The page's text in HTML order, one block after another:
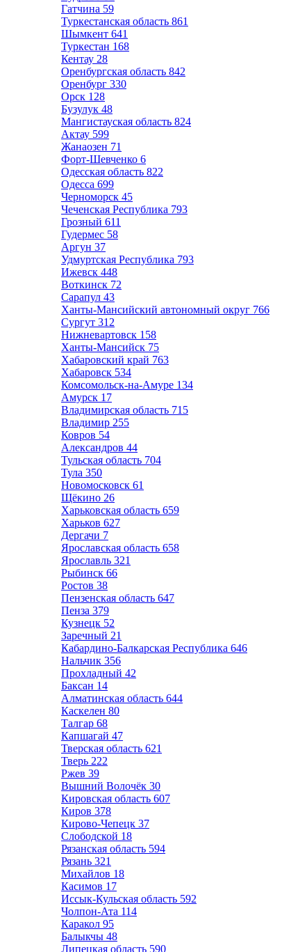
Гатчина 59
Туркестанская область 861
Шымкент 641
Туркестан 168
Кентау 28
Оренбургская область 842
Оренбург 330
Орск 128
Бузулук 48
Мангистауская область 824
Актау 599
Жанаозен 71
Форт-Шевченко 6
Одесская область 822
Одесса 699
Черноморск 45
Чеченская Республика 793
Грозный 611
Гудермес 58
Аргун 37
Удмуртская Республика 793
Ижевск 448
Воткинск 72
Сарапул 43
Ханты-Мансийский автономный округ 766
Сургут 312
Нижневартовск 158
Ханты-Мансийск 75
Хабаровский край 763
Хабаровск 534
Комсомольск-на-Амуре 134
Амурск 17
Владимирская область 715
Владимир 255
Ковров 54
Александров 44
Тульская область 704
Тула 350
Новомосковск 61
Щёкино 26
Харьковская область 659
Харьков 627
Дергачи 7
Ярославская область 658
Ярославль 321
Рыбинск 66
Ростов 38
Пензенская область 647
Пенза 379
Кузнецк 52
Заречный 21
Кабардино-Балкарская Республика 646
Нальчик 356
Прохладный 42
Баксан 14
Алматинская область 644
Каскелен 80
Талгар 68
Капшагай 47
Тверская область 621
Тверь 222
Ржев 39
Вышний Волочёк 30
Кировская область 607
Киров 378
Кирово-Чепецк 37
Слободской 18
Рязанская область 594
Рязань 321
Михайлов 18
Касимов 17
Иссык-Кульская область 592
Чолпон-Ата 114
Каракол 95
Балыкчы 48
Липецкая область 590